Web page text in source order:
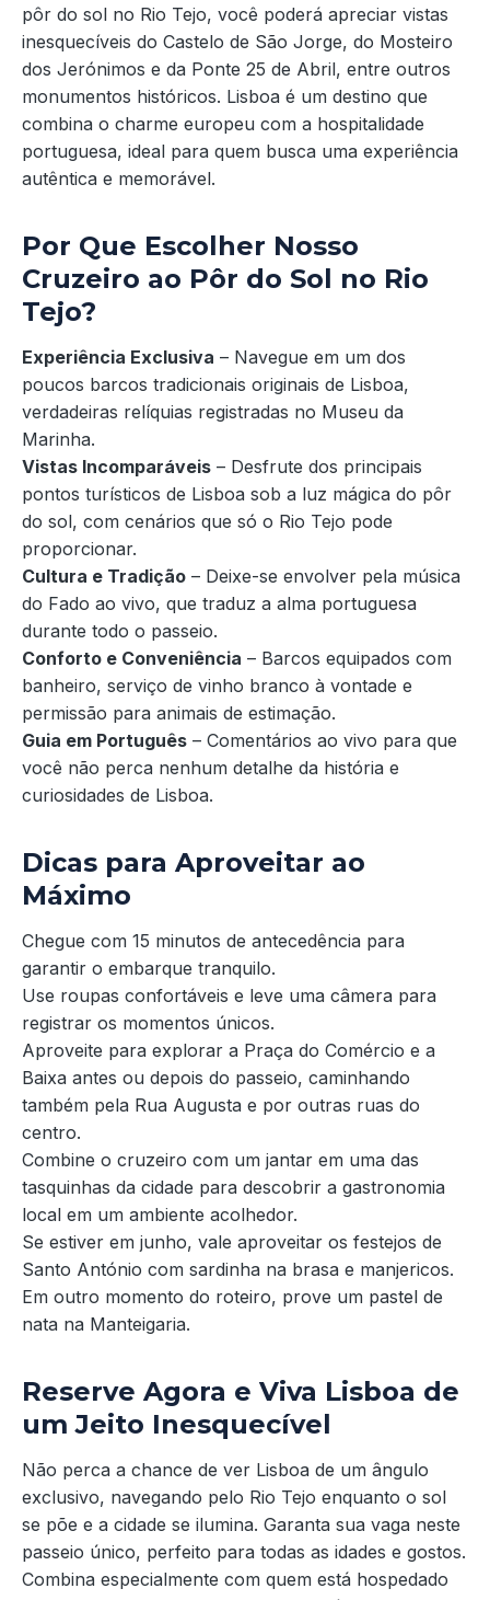
pôr do sol no Rio Tejo, você poderá apreciar vistas
inesquecíveis do Castelo de São Jorge, do Mosteiro
dos Jerónimos e da Ponte 25 de Abril, entre outros
monumentos históricos. Lisboa é um destino que
combina o charme europeu com a hospitalidade
portuguesa, ideal para quem busca uma experiência
autêntica e memorável.
Por Que Escolher Nosso
Cruzeiro ao Pôr do Sol no Rio
Tejo?
Experiência Exclusiva – Navegue em um dos
poucos barcos tradicionais originais de Lisboa,
verdadeiras relíquias registradas no Museu da
Marinha.
Vistas Incomparáveis – Desfrute dos principais
pontos turísticos de Lisboa sob a luz mágica do pôr
do sol, com cenários que só o Rio Tejo pode
proporcionar.
Cultura e Tradição – Deixe-se envolver pela música
do Fado ao vivo, que traduz a alma portuguesa
durante todo o passeio.
Conforto e Conveniência – Barcos equipados com
banheiro, serviço de vinho branco à vontade e
permissão para animais de estimação.
Guia em Português – Comentários ao vivo para que
você não perca nenhum detalhe da história e
curiosidades de Lisboa.
Dicas para Aproveitar ao
Máximo
Chegue com 15 minutos de antecedência para
garantir o embarque tranquilo.
Use roupas confortáveis e leve uma câmera para
registrar os momentos únicos.
Aproveite para explorar a Praça do Comércio e a
Baixa antes ou depois do passeio, caminhando
também pela Rua Augusta e por outras ruas do
centro.
Combine o cruzeiro com um jantar em uma das
tasquinhas da cidade para descobrir a gastronomia
local em um ambiente acolhedor.
Se estiver em junho, vale aproveitar os festejos de
Santo António com sardinha na brasa e manjericos.
Em outro momento do roteiro, prove um pastel de
nata na Manteigaria.
Reserve Agora e Viva Lisboa de
um Jeito Inesquecível
Não perca a chance de ver Lisboa de um ângulo
exclusivo, navegando pelo Rio Tejo enquanto o sol
se põe e a cidade se ilumina. Garanta sua vaga neste
passeio único, perfeito para todas as idades e gostos.
Combina especialmente com quem está hospedado